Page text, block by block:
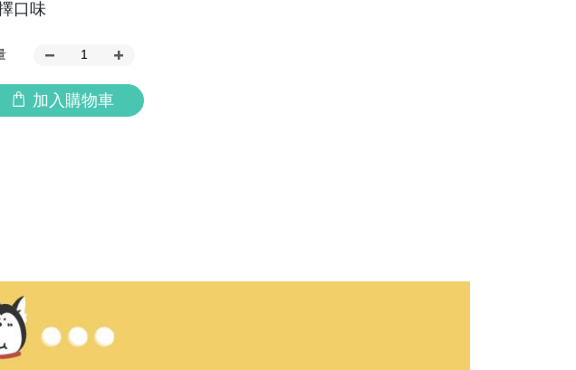
口味
加入購物車